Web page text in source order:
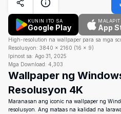
KUNIN ITO SA
Google Play App
High-resolution na wallpaper para sa mga
Resolusyon: 3840 × 2160 (16 × 9)
Ipinost sa: Ago 31, 2025
Mga Download: 4,303
Wallpaper ng
Resolusyon 4K
Maranasan ang iconic na wallpaper ng
resolusyon. Ang mataas na kalidad na